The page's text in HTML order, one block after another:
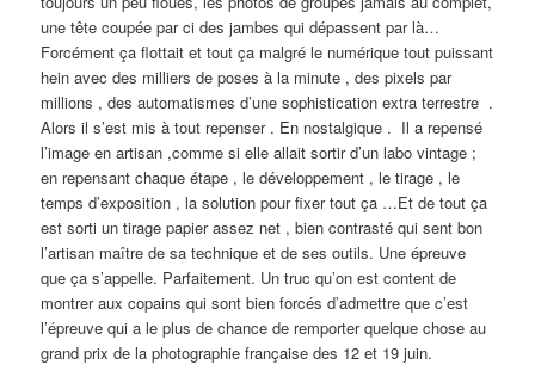
une tête coupée par ci des jambes qui dépassent par là…
Forcément ça flottait et tout ça malgré le numérique tout puissant
hein avec des milliers de poses à la minute , des pixels par
millions , des automatismes d’une sophistication extra terrestre .
Alors il s’est mis à tout repenser . En nostalgique . Il a repensé
l’image en artisan ,comme si elle allait sortir d’un labo vintage ;
en repensant chaque étape , le développement , le tirage , le
temps d’exposition , la solution pour fixer tout ça …Et de tout ça
est sorti un tirage papier assez net , bien contrasté qui sent bon
l’artisan maître de sa technique et de ses outils. Une épreuve
que ça s’appelle. Parfaitement. Un truc qu’on est content de
montrer aux copains qui sont bien forcés d’admettre que c’est
l’épreuve qui a le plus de chance de remporter quelque chose au
grand prix de la photographie française des 12 et 19 juin.